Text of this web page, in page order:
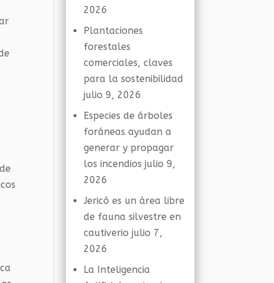
2026
Plantaciones
forestales
comerciales, claves
para la sostenibilidad
julio 9, 2026
Especies de árboles
foráneas ayudan a
generar y propagar
los incendios julio 9,
2026
Jericó es un área libre
de fauna silvestre en
cautiverio julio 7,
2026
La Inteligencia